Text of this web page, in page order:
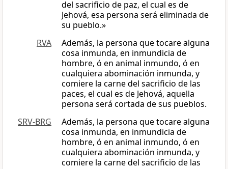
del sacrificio de paz, el cual es de
Jehová, esa persona será eliminada de
su pueblo.»
RVA
Además, la persona que tocare alguna
cosa inmunda, en inmundicia de
hombre, ó en animal inmundo, ó en
cualquiera abominación inmunda, y
comiere la carne del sacrificio de las
paces, el cual es de Jehová, aquella
persona será cortada de sus pueblos.
SRV-BRG
Además, la persona que tocare alguna
cosa inmunda, en inmundicia de
hombre, ó en animal inmundo, ó en
cualquiera abominación inmunda, y
comiere la carne del sacrificio de las